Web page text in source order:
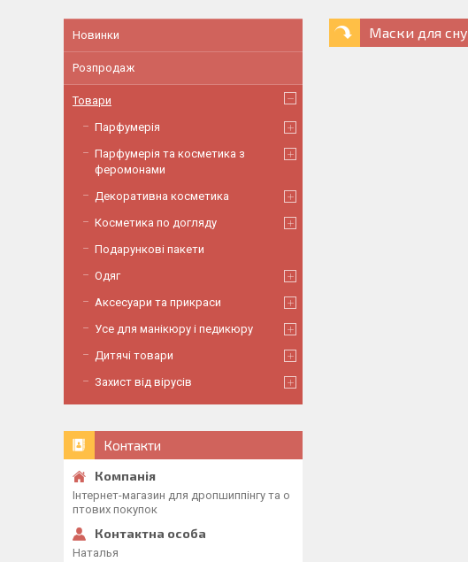
Маски для сну
Новинки
Розпродаж
Товари
Парфумерія
Парфумерія та косметика з
феромонами
Декоративна косметика
Косметика по догляду
Подарункові пакети
Одяг
Аксесуари та прикраси
Усе для манікюру і педикюру
Дитячі товари
Захист від вірусів
Контакти
Інтернет-магазин для дропшиппінгу та о
птових покупок
Наталья